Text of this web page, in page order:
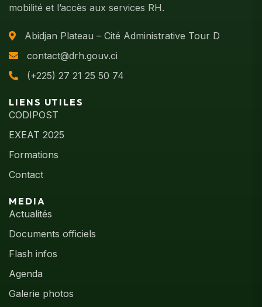
mobilité et l’accès aux services RH.
Abidjan Plateau – Cité Administrative Tour D
contact@drh.gouv.ci
(+225) 27 21 25 50 74
LIENS UTILES
CODIPOST
EXEAT 2025
Formations
Contact
MEDIA
Actualités
Documents officiels
Flash infos
Agenda
Galerie photos